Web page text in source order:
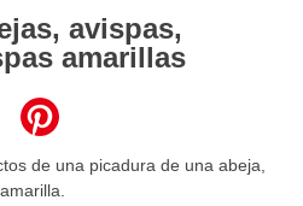
avispas,
amarillas
de una picadura de una abeja,